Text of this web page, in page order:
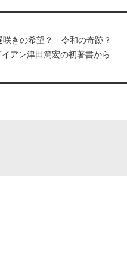
咲きの希望？ 令和の奇跡？
イアン津田篤宏の初著書から